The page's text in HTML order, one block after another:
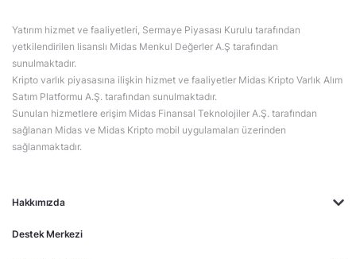
Hakkımızda
Destek Merkezi
Yatırım hizmet ve faaliyetleri, Sermaye Piyasası Kurulu tarafından
yetkilendirilen lisanslı Midas Menkul Değerler A.Ş tarafından
sunulmaktadır.
Kripto varlık piyasasına ilişkin hizmet ve faaliyetler Midas Kripto Varlık Alım
Satım Platformu A.Ş. tarafından sunulmaktadır.
Sunulan hizmetlere erişim Midas Finansal Teknolojiler A.Ş. tarafından
sağlanan Midas ve Midas Kripto mobil uygulamaları üzerinden
sağlanmaktadır.